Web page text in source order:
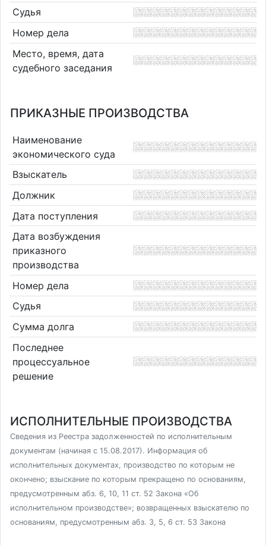
Судья
Номер дела
Место, время, дата
судебного заседания
ПРИКАЗНЫЕ ПРОИЗВОДСТВА
Наименование
экономического суда
Взыскатель
Должник
Дата поступления
Дата возбуждения
приказного
производства
Номер дела
Судья
Сумма долга
Последнее
процессуальное
решение
ИСПОЛНИТЕЛЬНЫЕ ПРОИЗВОДСТВА
Сведения из Реестра задолженностей по исполнительным
документам (начиная с 15.08.2017). Информация об
исполнительных документах, производство по которым не
окончено; взыскание по которым прекращено по основаниям,
предусмотренным абз. 6, 10, 11 ст. 52 Закона «Об
исполнительном производстве»; возвращенных взыскателю по
основаниям, предусмотренным абз. 3, 5, 6 ст. 53 Закона